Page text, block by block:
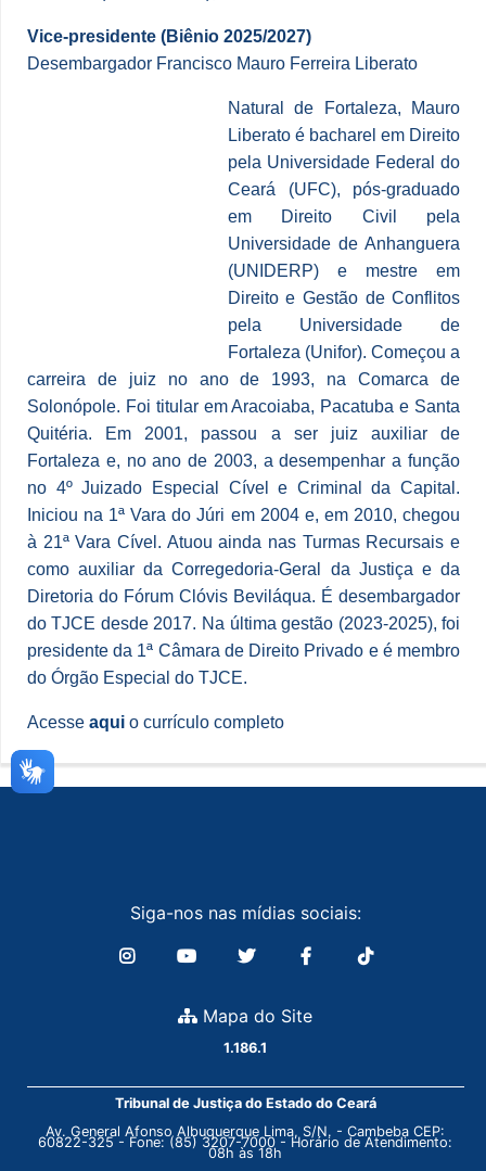
Vice-presidente (Biênio 2025/2027)
Desembargador Francisco Mauro Ferreira Liberato
Natural de Fortaleza, Mauro
Liberato é bacharel em Direito
pela Universidade Federal do
Ceará (UFC), pós-graduado
em Direito Civil pela
Universidade de Anhanguera
(UNIDERP) e mestre em
Direito e Gestão de Conflitos
pela Universidade de
Fortaleza (Unifor). Começou a
carreira de juiz no ano de 1993, na Comarca de
Solonópole. Foi titular em Aracoiaba, Pacatuba e Santa
Quitéria. Em 2001, passou a ser juiz auxiliar de
Fortaleza e, no ano de 2003, a desempenhar a função
no 4º Juizado Especial Cível e Criminal da Capital.
Iniciou na 1ª Vara do Júri em 2004 e, em 2010, chegou
à 21ª Vara Cível. Atuou ainda nas Turmas Recursais e
como auxiliar da Corregedoria-Geral da Justiça e da
Diretoria do Fórum Clóvis Beviláqua. É desembargador
do TJCE desde 2017. Na última gestão (2023-2025), foi
presidente da 1ª Câmara de Direito Privado e é membro
do Órgão Especial do TJCE.
Acesse aqui o currículo completo
Siga-nos nas mídias sociais:
Mapa do Site
1.186.1
Tribunal de Justiça do Estado do Ceará
Av. General Afonso Albuquerque Lima, S/N. - Cambeba CEP:
60822-325 - Fone: (85) 3207-7000 - Horário de Atendimento:
08h às 18h